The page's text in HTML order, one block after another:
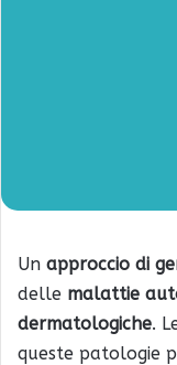
Un approccio di
delle malattie
dermatologiche.
queste patologie